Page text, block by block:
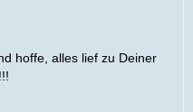
hoffe, alles lief zu Deiner